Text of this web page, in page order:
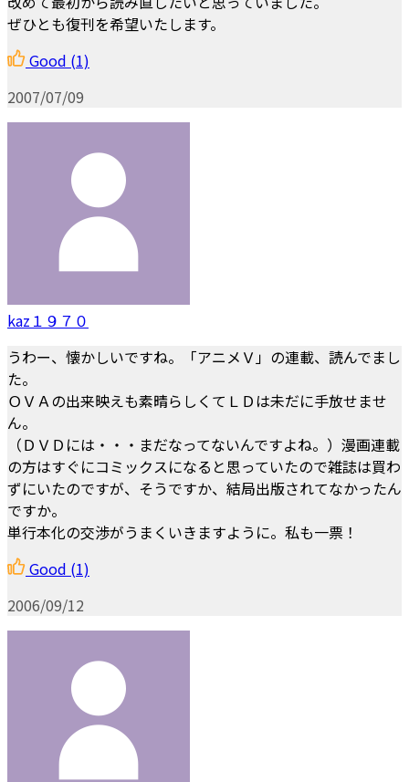
ぜひとも復刊を希望いたします。
Good (1)
2007/07/09
kaz１９７０
うわー、懐かしいですね。「アニメＶ」の連載、読んでまし
た。
ＯＶＡの出来映えも素晴らしくてＬＤは未だに手放せませ
ん。
（ＤＶＤには・・・まだなってないんですよね。）漫画連載
の方はすぐにコミックスになると思っていたので雑誌は買わ
ずにいたのですが、そうですか、結局出版されてなかったん
ですか。
単行本化の交渉がうまくいきますように。私も一票！
Good (1)
2006/09/12